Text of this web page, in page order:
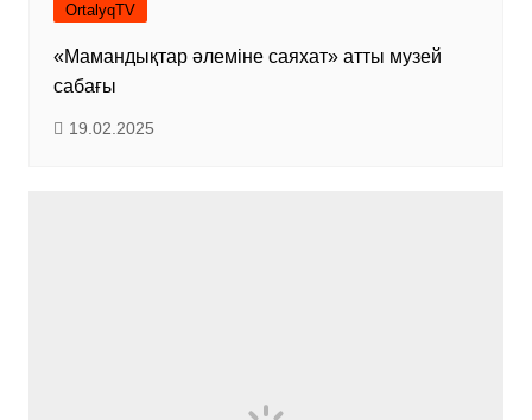
OrtalyqTV
«Мамандықтар әлеміне саяхат» атты музей
сабағы
19.02.2025